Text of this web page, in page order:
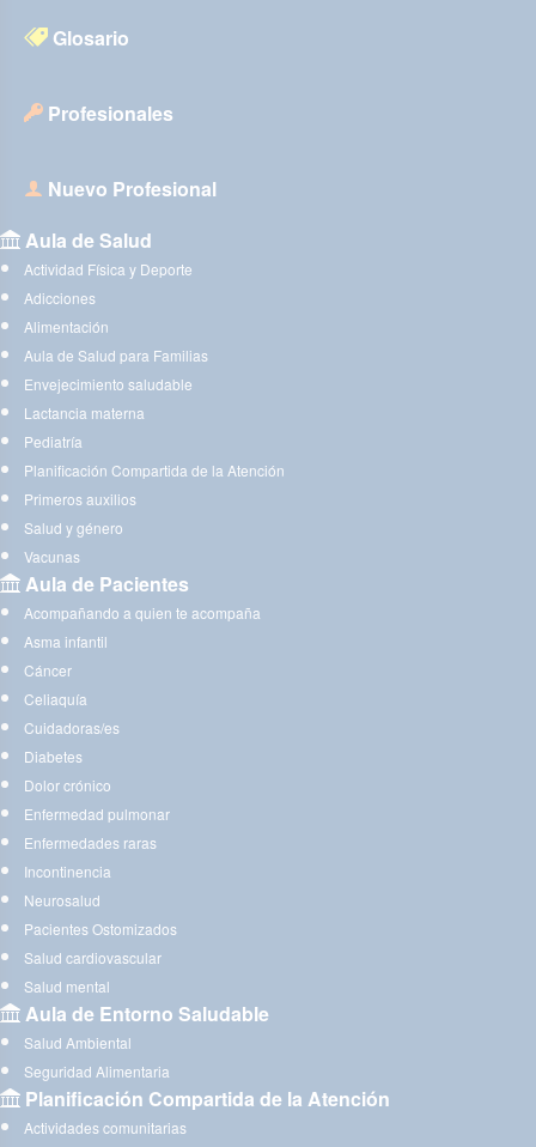
Glosario
Profesionales
Nuevo Profesional
Aula de Salud
Actividad Física y Deporte
Adicciones
Alimentación
Aula de Salud para Familias
Envejecimiento saludable
Lactancia materna
Pediatría
Planificación Compartida de la Atención
Primeros auxilios
Salud y género
Vacunas
Aula de Pacientes
Acompañando a quien te acompaña
Asma infantil
Cáncer
Celiaquía
Cuidadoras/es
Diabetes
Dolor crónico
Enfermedad pulmonar
Enfermedades raras
Incontinencia
Neurosalud
Pacientes Ostomizados
Salud cardiovascular
Salud mental
Aula de Entorno Saludable
Salud Ambiental
Seguridad Alimentaria
Planificación Compartida de la Atención
Actividades comunitarias